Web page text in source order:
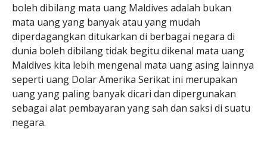
boleh dibilang mata uang Maldives adalah bukan
mata uang yang banyak atau yang mudah
diperdagangkan ditukarkan di berbagai negara di
dunia boleh dibilang tidak begitu dikenal mata uang
Maldives kita lebih mengenal mata uang asing lainnya
seperti uang Dolar Amerika Serikat ini merupakan
uang yang paling banyak dicari dan dipergunakan
sebagai alat pembayaran yang sah dan saksi di suatu
negara.